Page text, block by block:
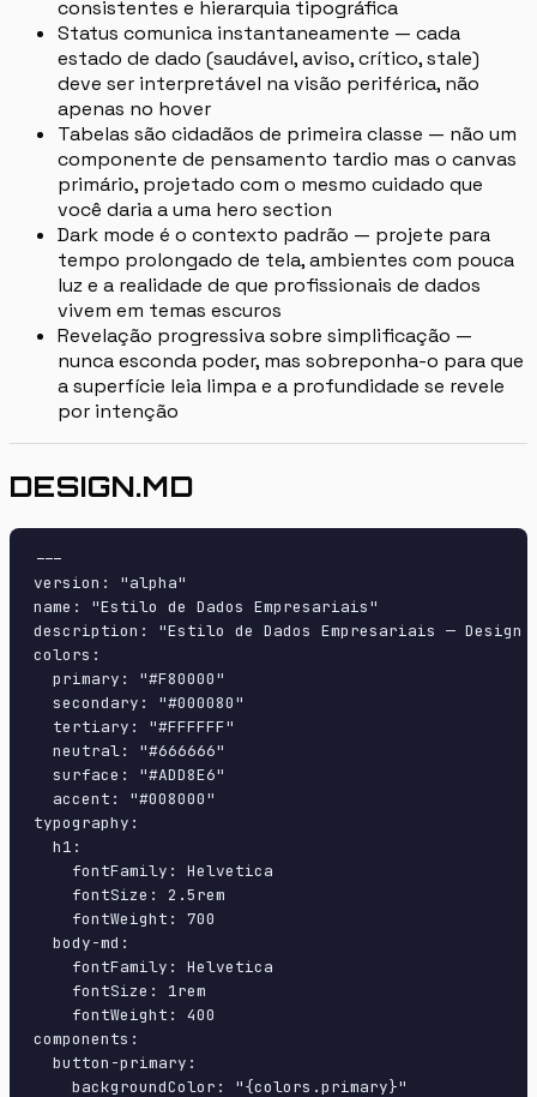
consistentes e hierarquia tipográfica
Status comunica instantaneamente — cada
estado de dado (saudável, aviso, crítico, stale)
deve ser interpretável na visão periférica, não
apenas no hover
Tabelas são cidadãos de primeira classe — não um
componente de pensamento tardio mas o canvas
primário, projetado com o mesmo cuidado que
você daria a uma hero section
Dark mode é o contexto padrão — projete para
tempo prolongado de tela, ambientes com pouca
luz e a realidade de que profissionais de dados
vivem em temas escuros
Revelação progressiva sobre simplificação —
nunca esconda poder, mas sobreponha-o para que
a superfície leia limpa e a profundidade se revele
por intenção
DESIGN.MD
---
version: "alpha"
name: "Estilo de Dados Empresariais"
description: "Estilo de Dados Empresariais —
colors:
  primary: "#F80000"
  secondary: "#000080"
  tertiary: "#FFFFFF"
  neutral: "#666666"
  surface: "#ADD8E6"
  accent: "#008000"
typography:
  h1:
    fontFamily: Helvetica
    fontSize: 2.5rem
    fontWeight: 700
  body-md:
    fontFamily: Helvetica
    fontSize: 1rem
    fontWeight: 400
components:
  button-primary:
    backgroundColor: "{colors.primary}"